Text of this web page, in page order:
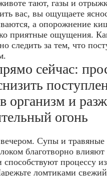
тают, газы и
вас, вы ощущаете
а опорожнение
приятные ощущения.
следить за тем, что
сейчас:
организм и
огонь
Супы и травяные
благотворно влияют
процессу
ломтиками